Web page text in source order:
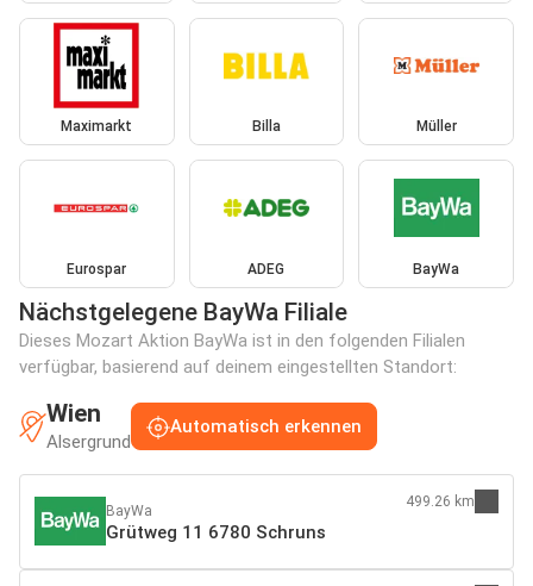
Maximarkt Billa Müller
Eurospar ADEG BayWa
Nächstgelegene BayWa Filiale
Dieses Mozart Aktion BayWa ist in den folgenden Filialen
verfügbar, basierend auf deinem eingestellten Standort:
Wien
Alsergrund
Automatisch erkennen
BayWa
Grütweg 11 6780 Schruns
499.26 km